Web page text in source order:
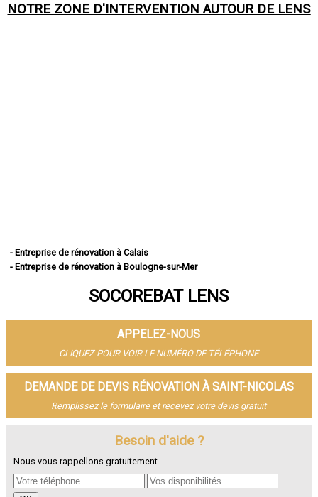
NOTRE ZONE D'INTERVENTION AUTOUR DE LENS
- Entreprise de rénovation à Calais
- Entreprise de rénovation à Boulogne-sur-Mer
- Entreprise de rénovation à Lens
- Entreprise de rénovation à Béthune
- Entreprise de rénovation à Hénin-Beaumont
- Entreprise de rénovation à Bruay-la-Buissière
- Entreprise de rénovation à Avion
- Entreprise de rénovation à Carvin
- Entreprise de rénovation à Berck
- Entreprise de rénovation à Saint-Omer
- Entreprise de rénovation à Harnes
- Entreprise de rénovation à Nœux-les-Mines
- Entreprise de rénovation à Bully-les-Mines
SOCOREBAT LENS
APPELEZ-NOUS
CLIQUEZ POUR VOIR LE NUMÉRO DE TÉLÉPHONE
DEMANDE DE DEVIS RÉNOVATION À SAINT-NICOLAS
Remplissez le formulaire et recevez votre devis gratuit
Besoin d'aide ?
Nous vous rappellons gratuitement.